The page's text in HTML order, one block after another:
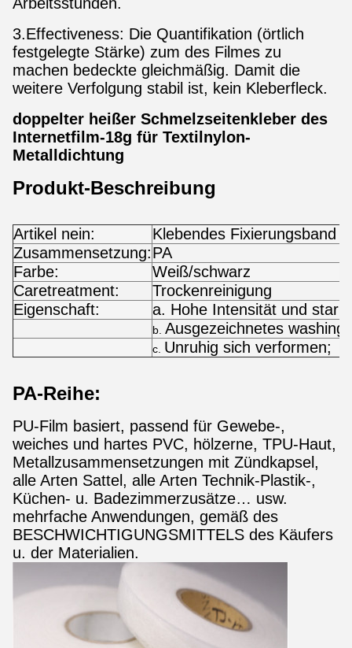
3.Effectiveness: Die Quantifikation (örtlich
festgelegte Stärke) zum des Filmes zu
machen bedeckte gleichmäßig. Damit die
weitere Verfolgung stabil ist, kein Kleberfleck.
doppelter heißer Schmelzseitenkleber des
Internetfilm-18g für Textilnylon-
Metalldichtung
Produkt-Beschreibung
Artikel nein:
Klebendes Fixierungsband
Zusammensetzung:PA
Farbe:
Weiß/schwarz
Caretreatment:
Trockenreinigung
Eigenschaft:
a. Hohe Intensität und
b. Ausgezeichnetes
c. Unruhig sich verformen;
PA-Reihe:
PU-Film basiert, passend für Gewebe-,
weiches und hartes PVC, hölzerne, TPU-Haut,
Metallzusammensetzungen mit Zündkapsel,
alle Arten Sattel, alle Arten Technik-Plastik-,
Küchen- u. Badezimmerzusätze… usw.
mehrfache Anwendungen, gemäß des
BESCHWICHTIGUNGSMITTELS des Käufers
u. der Materialien.